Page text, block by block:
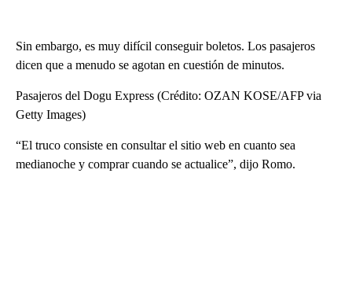
Sin embargo, es muy difícil conseguir boletos. Los pasajeros
dicen que a menudo se agotan en cuestión de minutos.
Pasajeros del Dogu Express (Crédito: OZAN KOSE/AFP via
Getty Images)
“El truco consiste en consultar el sitio web en cuanto sea
medianoche y comprar cuando se actualice”, dijo Romo.